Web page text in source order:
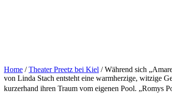
Home /Theater Preetz bei Kiel /Während sich
von Linda Stach entsteht eine warmherzige, witzige
kurzerhand ihren Traum vom eigenen Pool. „Romys